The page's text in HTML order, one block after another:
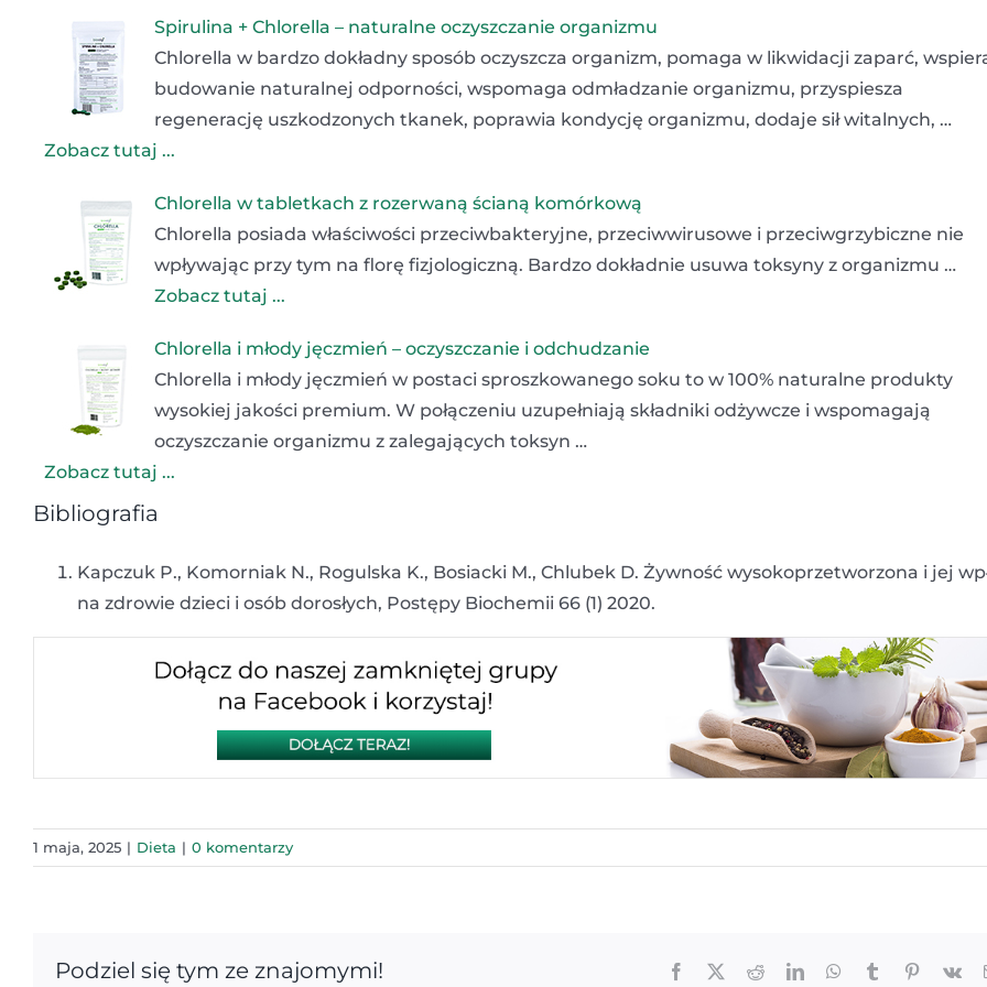
Spirulina + Chlorella – naturalne oczyszczanie organizmu
Chlorella w bardzo dokładny sposób oczyszcza organizm, pomaga w likwidacji zaparć,
budowanie naturalnej odporności, wspomaga odmładzanie organizmu, przyspiesza
regenerację uszkodzonych tkanek, poprawia kondycję organizmu, dodaje sił witalnych, …
Zobacz tutaj ...
Chlorella w tabletkach z rozerwaną ścianą komórkową
Chlorella posiada właściwości przeciwbakteryjne, przeciwwirusowe i przeciwgrzybiczne nie
wpływając przy tym na florę fizjologiczną. Bardzo dokładnie usuwa toksyny z organizmu …
Zobacz tutaj ...
Chlorella i młody jęczmień – oczyszczanie i odchudzanie
Chlorella i młody jęczmień w postaci sproszkowanego soku to w 100% naturalne produkty
wysokiej jakości premium. W połączeniu uzupełniają składniki odżywcze i wspomagają
oczyszczanie organizmu z zalegających toksyn …
Zobacz tutaj ...
Bibliografia
Kapczuk P., Komorniak N., Rogulska K., Bosiacki M., Chlubek D. Żywność wysokoprzetworzona i jej
na zdrowie dzieci i osób dorosłych, Postępy Biochemii 66 (1) 2020.
1 maja, 2025 | Dieta | 0 komentarzy
Podziel się tym ze znajomymi! Facebook
X RedditLinkedInWhatsApp
TumblrPinterest
Vk